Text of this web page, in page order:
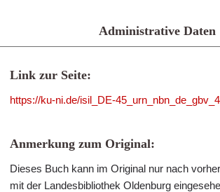
Administrative Daten
Link zur Seite:
https://ku-ni.de/isil_DE-
Anmerkung zum Original:
Dieses Buch kann im Original nur nach
mit der Landesbibliothek Oldenburg